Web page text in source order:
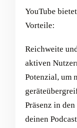
YouTube
Vorteile:
Reichweite
aktiven
Potenzial, um
Präsenz in
deinen